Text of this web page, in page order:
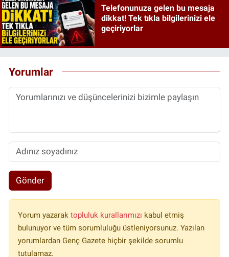
Telefonunuza gelen bu mesaja
dikkat! Tek tıkla bilgilerinizi ele
geçiriyorlar
Yorumlar
Gönder
Yorum yazarak topluluk kurallarımızı kabul etmiş
bulunuyor ve tüm sorumluluğu üstleniyorsunuz. Yazılan
yorumlardan Genç Gazete hiçbir şekilde sorumlu
tutulamaz.